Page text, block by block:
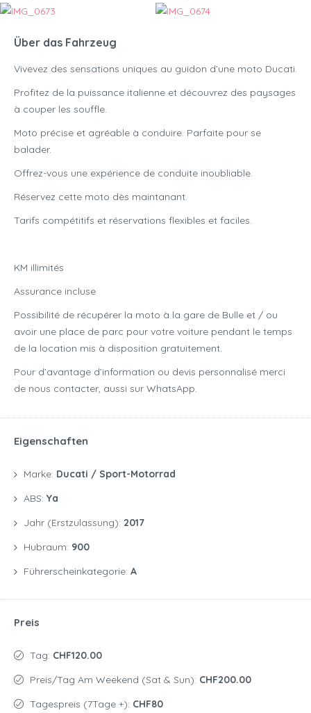
Über das Fahrzeug
Vivevez des sensations uniques au guidon d’une moto Ducati.
Profitez de la puissance italienne et découvrez des paysages
à couper les souffle.
Moto précise et agréable à conduire. Parfaite pour se
balader.
Offrez-vous une expérience de conduite inoubliable.
Réservez cette moto dès maintanant.
Tarifs compétitifs et réservations flexibles et faciles.
KM illimités
Assurance incluse
Possibilité de récupérer la moto à la gare de Bulle et / ou
avoir une place de parc pour votre voiture pendant le temps
de la location mis à disposition gratuitement.
Pour d’avantage d’information ou devis personnalisé merci
de nous contacter, aussi sur WhatsApp.
Eigenschaften
Marke: Ducati / Sport-Motorrad
ABS: Ya
Jahr (Erstzulassung): 2017
Hubraum: 900
Führerscheinkategorie: A
Preis
Tag: CHF120.00
Preis/Tag Am Weekend (Sat & Sun): CHF200.00
Tagespreis (7Tage +): CHF80